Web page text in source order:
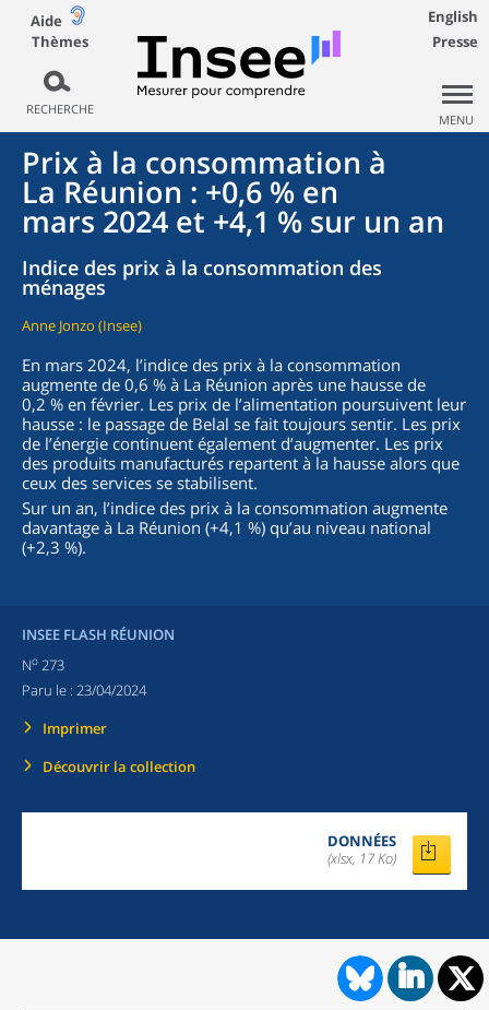
Aide
Thèmes
RECHERCHE
English
Presse
MENU
Prix à la consommation à
La Réunion : +0,6 % en
mars 2024 et +4,1 % sur un an
Indice des prix à la consommation des
ménages
Anne Jonzo (Insee)
En mars 2024, l’indice des prix à la consommation
augmente de 0,6 % à La Réunion après une hausse de
0,2 % en février. Les prix de l’alimentation poursuivent leur
hausse : le passage de Belal se fait toujours sentir. Les prix
de l’énergie continuent également d’augmenter. Les prix
des produits manufacturés repartent à la hausse alors que
ceux des services se stabilisent.
Sur un an, l’indice des prix à la consommation augmente
davantage à La Réunion (+4,1 %) qu’au niveau national
(+2,3 %).
INSEE FLASH RÉUNION
No 273
Paru le : 23/04/2024
Imprimer
Découvrir la collection
DONNÉES
(xlsx, 17 Ko)